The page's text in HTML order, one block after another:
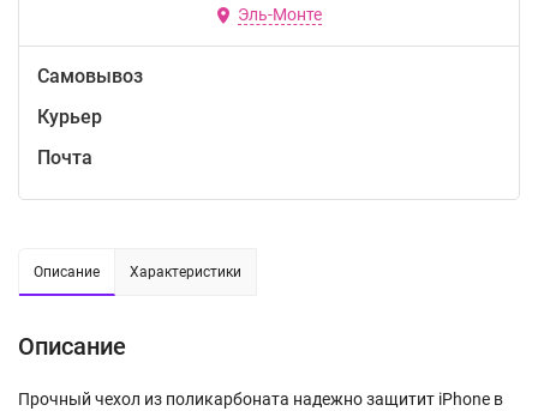
Эль-Монте
Самовывоз
Курьер
Почта
Описание Характеристики
Описание
Прочный чехол из поликарбоната надежно защитит iPhone в